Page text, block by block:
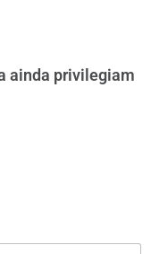
ainda privilegiam